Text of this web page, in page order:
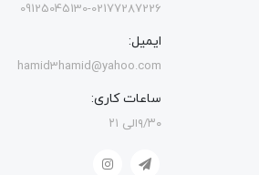
09125045130-02177287226
ایمیل:
hamid3hamid@yahoo.com
ساعات کاری:
۹/۳۰الی ۲۱